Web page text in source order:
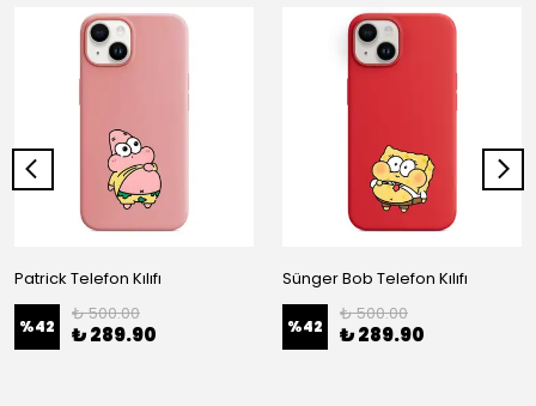
Patrick Telefon Kılıfı
%42
₺ 500.00
₺ 289.90
Sünger Bob Telefon Kılıfı
%42
₺ 500.00
₺ 289.90